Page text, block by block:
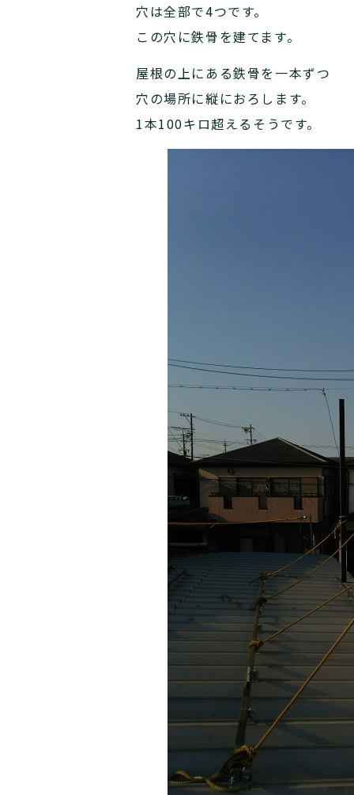
穴は全部で4つです。
この穴に鉄骨を建てます。
屋根の上にある鉄骨を一本ずつ
穴の場所に縦におろします。
1本100キロ超えるそうです。